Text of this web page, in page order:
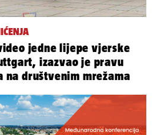
jedne lijepe vjerske
izazvao je pravu
na društvenim mrežama